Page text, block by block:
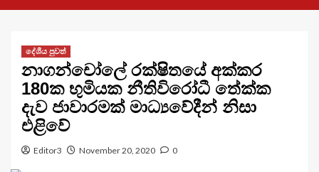
දේශීය පුවත්
නාගන්චෝලේ රක්ෂිතයේ අක්කර
180ක භුමියක නීතිවිරෝධී තේක්ක
දැව ජාවාරමක් මාධ්‍යවේදීන් නිසා
එළිවේ
Editor3 November 20, 2020 0